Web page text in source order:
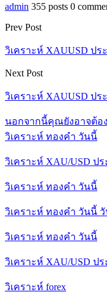
admin 355 posts 0
Prev Post
วิเคราะห์ XAUUSD ปร
Next Post
วิเคราะห์ XAUUSD ปร
นอกจากนี้คุณยังอาจต้อ
วิเคราะห์ ทองคำ วันนี้
วิเคราะห์ XAU/USD ป
วิเคราะห์ ทองคำ วันนี้
วิเคราะห์ ทองคำ วันนี้
วิเคราะห์ ทองคำ วันนี้
วิเคราะห์ XAU/USD ป
วิเคราะห์ forex